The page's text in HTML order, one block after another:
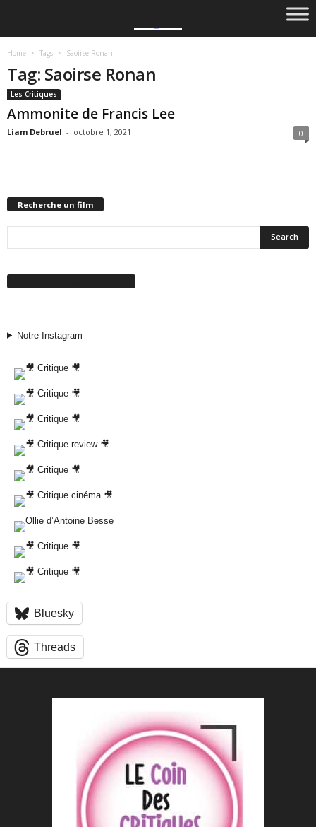
Home Tags Saoirse Ronan
Tag: Saoirse Ronan
Les Critiques
Ammonite de Francis Lee
Liam Debruel - octobre 1, 2021 0
Recherche un film
Notre Instagram
Bluesky
Threads